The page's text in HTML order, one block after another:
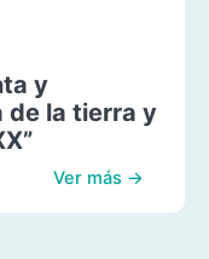
y
de la tierra y
Ver más →